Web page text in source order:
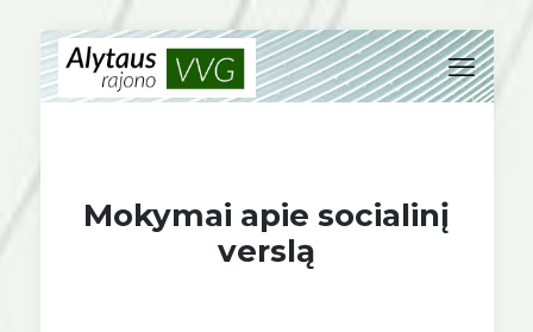
Mokymai apie socialinį
verslą